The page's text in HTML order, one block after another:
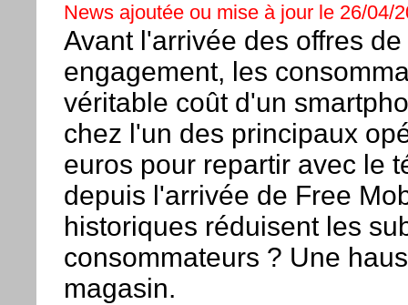
News ajoutée ou mise à jour le 26/04/
Avant l'arrivée des offres
engagement, les
véritable coût d'un
chez l'un des principaux
euros pour repartir avec le
depuis l'arrivée de Free
historiques réduisent les
consommateurs ? Une
magasin.